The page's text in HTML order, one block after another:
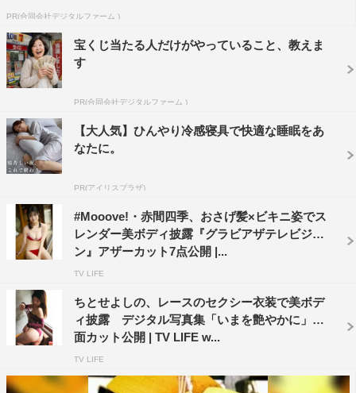
PR(合同会社デジタルファーム )
宝くじ当たる人だけがやっていること、教えま
す
PR(合同会社デジタルファーム )
【大人気】ひんやり冷感寝具で快適な睡眠をあ
なたに。
PR(アイリスプラザ)
#Mooove!・赤間四季、おさげ髪×ビキニ姿でス
レンダー美ボディ披露『グラビアザテレビジョ
ン』アザーカット7点公開 |...
TV LIFE
ちとせよしの、レースのセクシー衣装で美ボデ
ィ披露 デジタル写真集「いまを艶やかに」誌
面カット公開 | TV LIFE w...
TV LIFE